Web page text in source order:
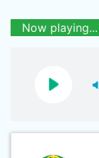
Now playing...